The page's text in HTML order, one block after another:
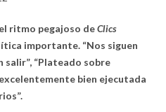
ritmo pegajoso deClics
importante. “Nos siguen
salir”, “Plateado sobre
bien ejecutada